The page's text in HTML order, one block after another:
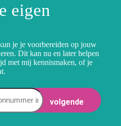
eigen
je je voorbereiden op jouw
Dit kan nu en later helpen
met mij kennismaken, of je